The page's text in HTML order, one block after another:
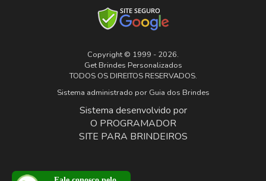
Copyright © 1999 - 2026.
Get Brindes Personalizados
TODOS OS DIREITOS RESERVADOS.
Sistema administrado por Guia dos Brindes
Sistema desenvolvido por
O PROGRAMADOR
SITE PARA BRINDEIROS